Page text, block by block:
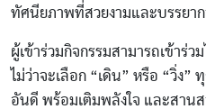
ทัศนียภาพที่สวยงามและบรรยา
ผู้เข้าร่วมกิจกรรมสามารถเข้าร่ว
ไม่ว่าจะเลือก “เดิน” หรือ “วิ่ง”
อันดี พร้อมเติมพลังใจ และสาน